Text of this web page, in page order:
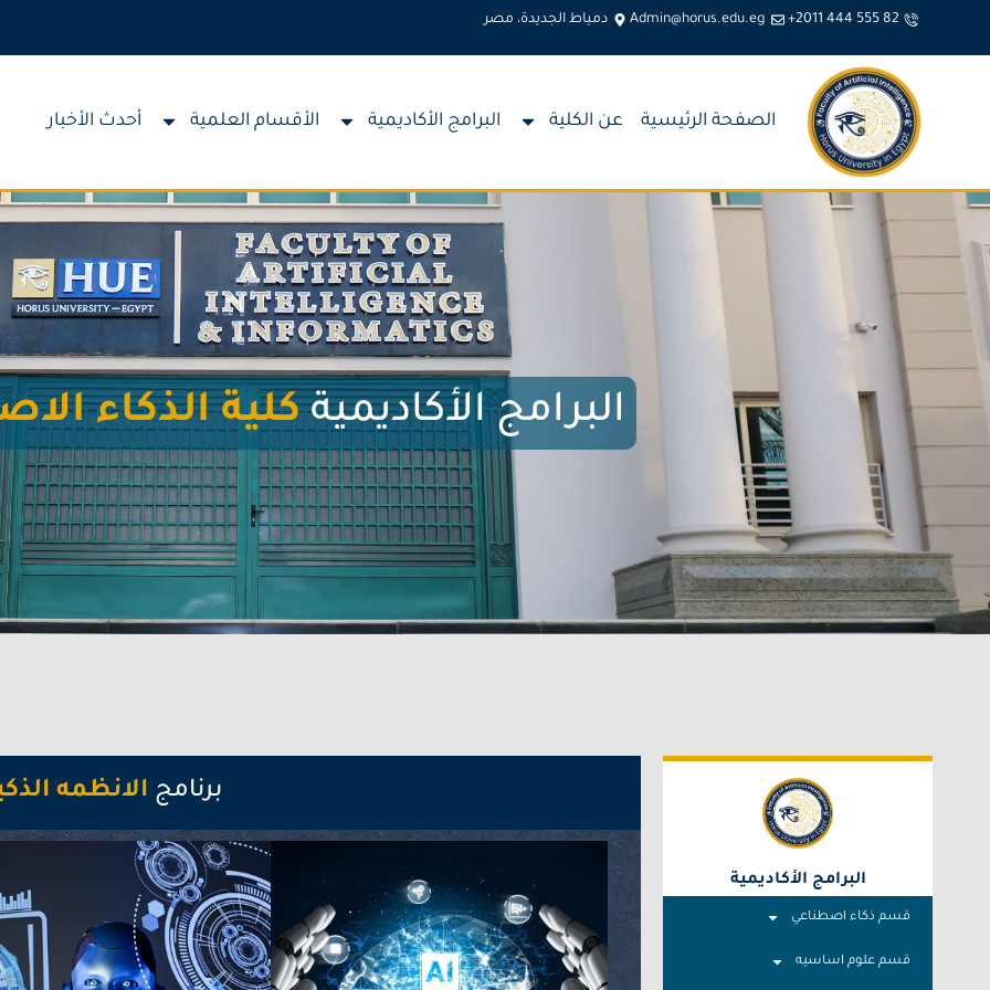
+2011 444 555 82
Admin@horus.edu.eg دمياط الجديدة، مصر
الصفحة الرئيسية عن الكلية البرامج الأكاديمية الأقسام العلمية أحدث الأخبار
البرامج الأكاديميةكلية الذكاء
البرامج الأكاديمية
قسم ذكاء اصطناعي
قسم علوم اساسيه
برنامج الانظمه